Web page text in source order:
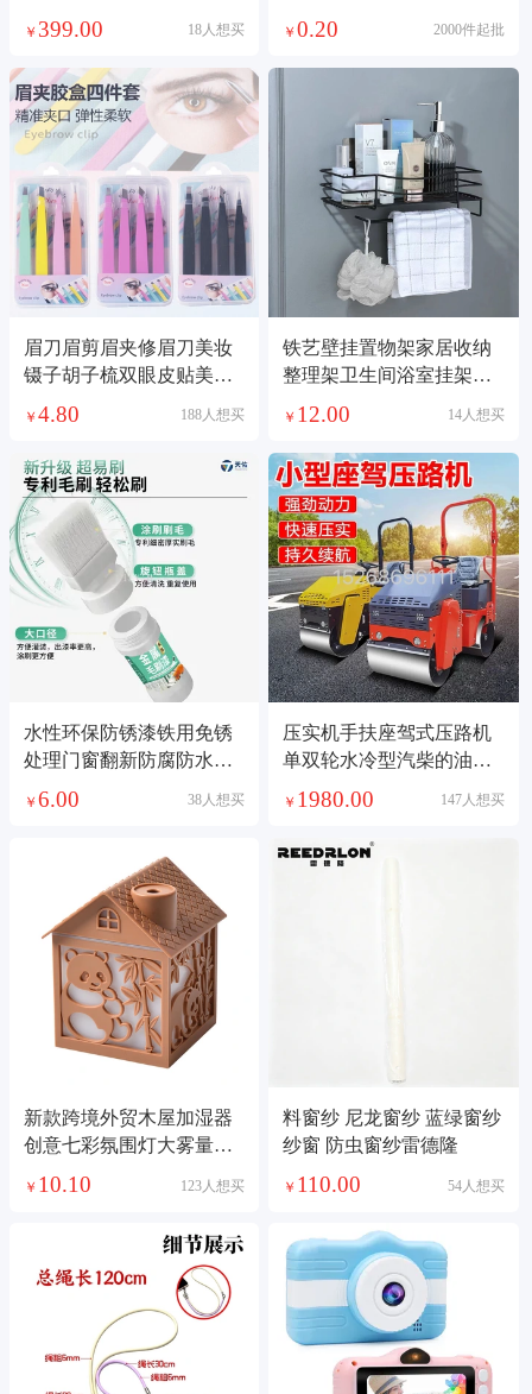
天地两用学生儿童观星观
月望远镜批发
￥ 399.00 18人想买
碎发宝宝发夹饰品饰品
￥0.20 2000件起批
眉刀眉剪眉夹修眉刀美妆
镊子胡子梳双眼皮贴美容
护肤彩妆工具美妆镊子
￥ 4.80 188人想买
铁艺壁挂置物架家居收纳
整理架卫生间浴室挂架铁
艺毛巾架免打孔架
￥ 12.00 14人想买
水性环保防锈漆铁用免锈
处理门窗翻新防腐防水底
漆
￥ 6.00 38人想买
压实机手扶座驾式压路机
单双轮水冷型汽柴的油压
路机混凝土路面公路
￥ 1980.00 147人想买
新款跨境外贸木屋加湿器
创意七彩氛围灯大雾量喷
雾加用桌面增湿机加湿器
￥ 10.10 123人想买
料窗纱 尼龙窗纱 蓝绿窗纱
纱窗 防虫窗纱雷德隆
￥ 110.00 54人想买